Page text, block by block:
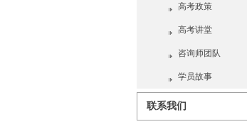
高考政策
高考讲堂
咨询师团队
学员故事
联系我们